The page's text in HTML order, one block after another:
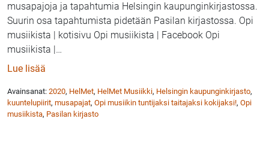
musapajoja ja tapahtumia Helsingin kaupunginkirjastossa.
Suurin osa tapahtumista pidetään Pasilan kirjastossa. Opi
musiikista | kotisivu Opi musiikista | Facebook Opi
musiikista | …
Lue lisää
Avainsanat: 2020, HelMet, HelMet Musiikki, Helsingin kaupunginkirjasto,
kuuntelupiirit, musapajat, Opi musiikin tuntijaksi taitajaksi kokijaksi!, Opi
musiikista, Pasilan kirjasto